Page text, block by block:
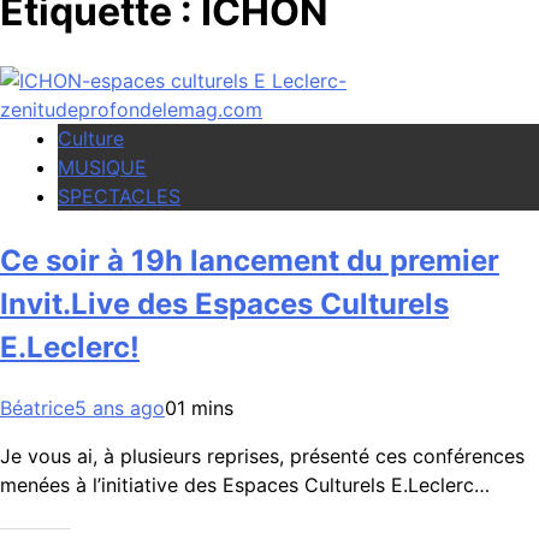
Étiquette : ICHON
Culture
MUSIQUE
SPECTACLES
Ce soir à 19h lancement du premier
Invit.Live des Espaces Culturels
E.Leclerc!
Béatrice5 ans ago01 mins
Je vous ai, à plusieurs reprises, présenté ces conférences
menées à l’initiative des Espaces Culturels E.Leclerc…